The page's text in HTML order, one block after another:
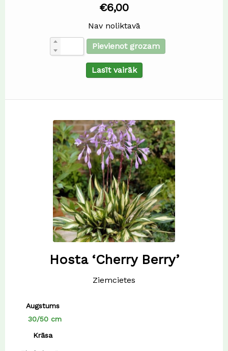
€6,00
Nav noliktavā
Pievienot grozam
Lasīt vairāk
Hosta ‘Cherry Berry’
Ziemcietes
Augstums
30/50 cm
Krāsa